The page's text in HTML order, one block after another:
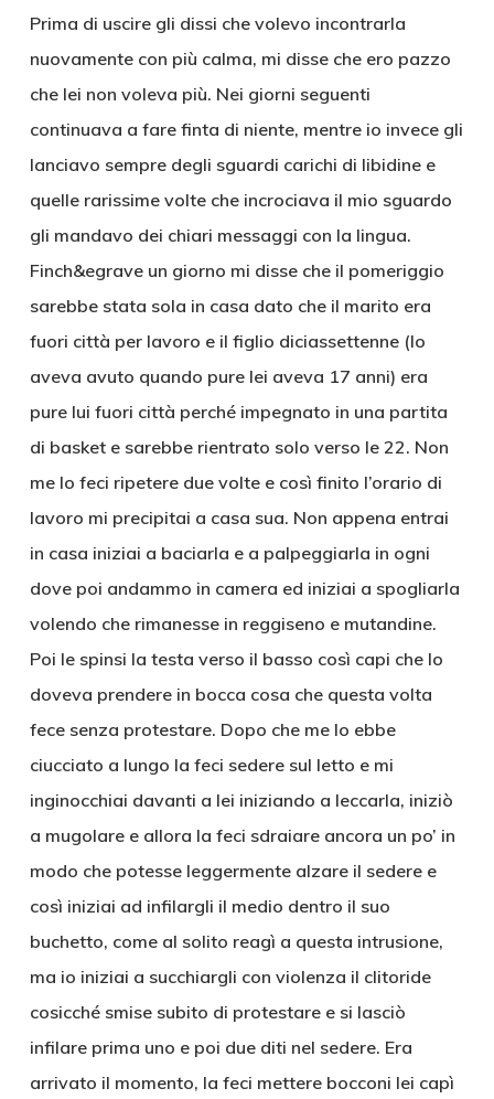
Prima di uscire gli dissi che volevo incontrarla
nuovamente con più calma, mi disse che ero pazzo
che lei non voleva più. Nei giorni seguenti
continuava a fare finta di niente, mentre io invece gli
lanciavo sempre degli sguardi carichi di libidine e
quelle rarissime volte che incrociava il mio sguardo
gli mandavo dei chiari messaggi con la lingua.
Finch&egrave un giorno mi disse che il pomeriggio
sarebbe stata sola in casa dato che il marito era
fuori città per lavoro e il figlio diciassettenne (lo
aveva avuto quando pure lei aveva 17 anni) era
pure lui fuori città perché impegnato in una partita
di basket e sarebbe rientrato solo verso le 22. Non
me lo feci ripetere due volte e così finito l’orario di
lavoro mi precipitai a casa sua. Non appena entrai
in casa iniziai a baciarla e a palpeggiarla in ogni
dove poi andammo in camera ed iniziai a spogliarla
volendo che rimanesse in reggiseno e mutandine.
Poi le spinsi la testa verso il basso così capi che lo
doveva prendere in bocca cosa che questa volta
fece senza protestare. Dopo che me lo ebbe
ciucciato a lungo la feci sedere sul letto e mi
inginocchiai davanti a lei iniziando a leccarla, iniziò
a mugolare e allora la feci sdraiare ancora un po’ in
modo che potesse leggermente alzare il sedere e
così iniziai ad infilargli il medio dentro il suo
buchetto, come al solito reagì a questa intrusione,
ma io iniziai a succhiargli con violenza il clitoride
cosicché smise subito di protestare e si lasciò
infilare prima uno e poi due diti nel sedere. Era
arrivato il momento, la feci mettere bocconi lei capì